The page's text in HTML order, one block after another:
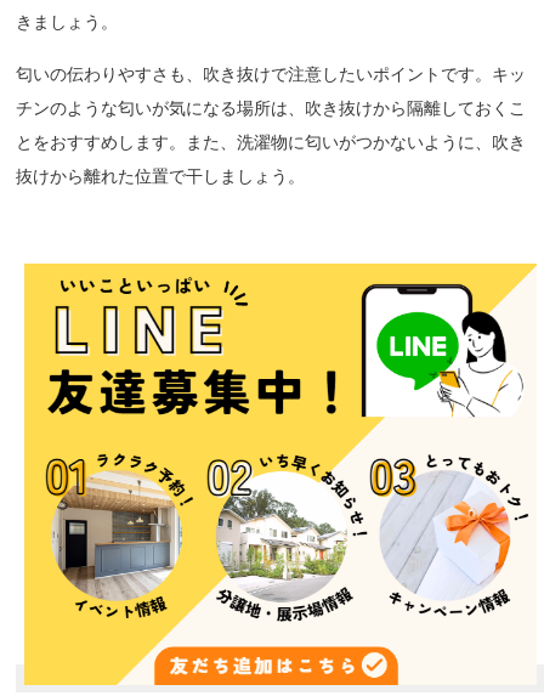
きましょう。
匂いの伝わりやすさも、吹き抜けで注意したいポイントです。キッ
チンのような匂いが気になる場所は、吹き抜けから隔離しておくこ
とをおすすめします。また、洗濯物に匂いがつかないように、吹き
抜けから離れた位置で干しましょう。